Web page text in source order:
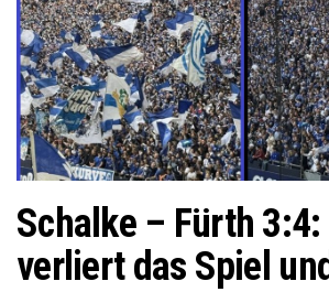
Schalke – Fürth
verliert das Spiel